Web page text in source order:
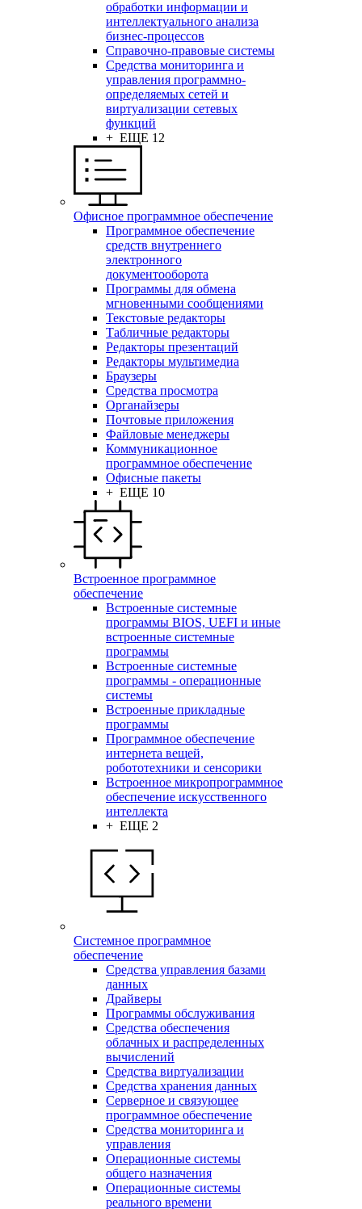
обработки информации и
интеллектуального анализа
бизнес-процессов
Справочно-правовые системы
Средства мониторинга и
управления программно-
определяемых сетей и
виртуализации сетевых
функций
+ ЕЩЕ 12
Офисное программное обеспечение
Программное обеспечение
средств внутреннего
электронного
документооборота
Программы для обмена
мгновенными сообщениями
Текстовые редакторы
Табличные редакторы
Редакторы презентаций
Редакторы мультимедиа
Браузеры
Средства просмотра
Органайзеры
Почтовые приложения
Файловые менеджеры
Коммуникационное
программное обеспечение
Офисные пакеты
+ ЕЩЕ 10
Встроенное программное
обеспечение
Встроенные системные
программы BIOS, UEFI и иные
встроенные системные
программы
Встроенные системные
программы - операционные
системы
Встроенные прикладные
программы
Программное обеспечение
интернета вещей,
робототехники и сенсорики
Встроенное микропрограммное
обеспечение искусственного
интеллекта
+ ЕЩЕ 2
Системное программное
обеспечение
Средства управления базами
данных
Драйверы
Программы обслуживания
Средства обеспечения
облачных и распределенных
вычислений
Средства виртуализации
Средства хранения данных
Серверное и связующее
программное обеспечение
Средства мониторинга и
управления
Операционные системы
общего назначения
Операционные системы
реального времени